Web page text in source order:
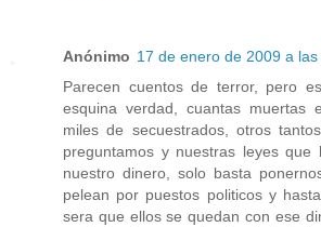
Anónimo 17 de enero de 2009 a las
Parecen cuentos de terror, pero
esquina verdad, cuantas muertas
miles de secuestrados, otros
preguntamos y nuestras leyes que
nuestro dinero, solo basta
pelean por puestos politicos y
sera que ellos se quedan con ese